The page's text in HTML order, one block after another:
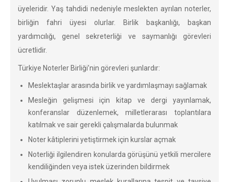
üyeleridir. Yaş tahdidi nedeniyle meslekten ayrılan noterler,
birliğin fahri üyesi olurlar. Birlik başkanlığı, başkan
yardımcılığı, genel sekreterliği ve saymanlığı görevleri
ücretlidir.
Türkiye Noterler Birliği’nin görevleri şunlardır:
Meslektaşlar arasında birlik ve yardımlaşmayı sağlamak
Mesleğin gelişmesi için kitap ve dergi yayınlamak,
konferanslar düzenlemek, milletlerarası toplantılara
katılmak ve sair gerekli çalışmalarda bulunmak
Noter kâtiplerini yetiştirmek için kurslar açmak
Noterliği ilgilendiren konularda görüşünü yetkili mercilere
kendiliğinden veya istek üzerinden bildirmek